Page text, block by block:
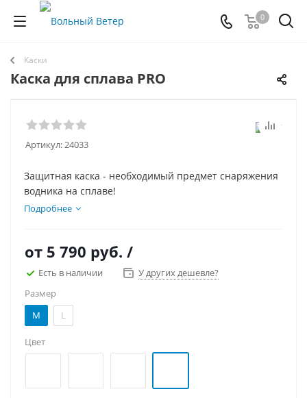
0
Каски
Каска для сплава PRO
Артикул:24033
Защитная каска - необходимый предмет снаряжения
водника на сплаве!
Подробнее
от 5 790 руб. /
Есть в наличии
У других дешевле?
Размер
M
L
Цвет